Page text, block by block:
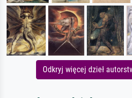
Odkryj więcej dzieł